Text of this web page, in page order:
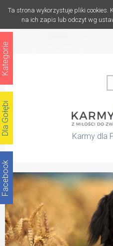
Ta strona wykorzystuje pliki
na ich zapis lub odczyt wg
Karmy dla
Facebook
Dla Gołębi
Kategorie